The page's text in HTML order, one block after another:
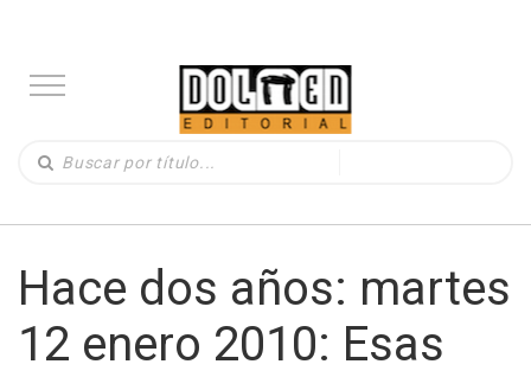
Hace dos años: martes
12 enero 2010: Esas